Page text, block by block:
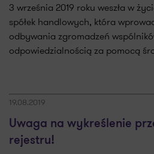
3 września 2019 roku weszła w
spółek handlowych, która
odbywania zgromadzeń
odpowiedzialnością za pomocą
19.08.2019
Uwaga na wykreślenie
rejestru!